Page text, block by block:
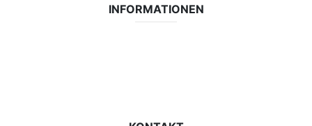
INFORMATIONEN